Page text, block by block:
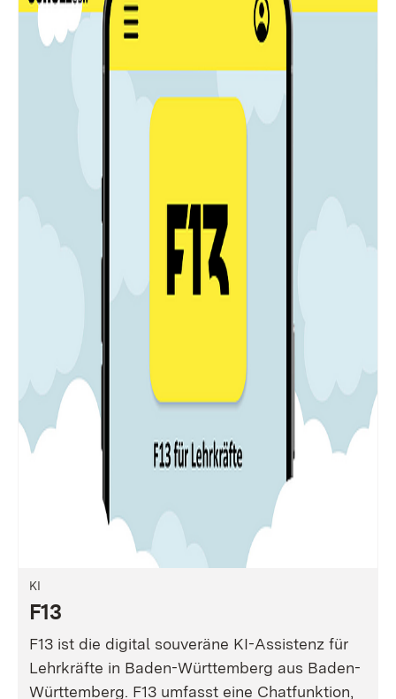
KI
F13
F13 ist die digital souveräne KI-Assistenz für
Lehrkräfte in Baden-Württemberg aus Baden-
Württemberg. F13 umfasst eine Chatfunktion,